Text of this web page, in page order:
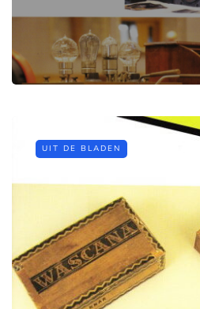
UIT DE BLADEN